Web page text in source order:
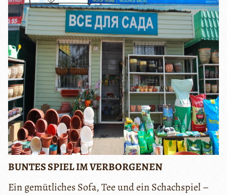
BUNTES SPIEL IM VERBORGENEN
Ein gemütliches Sofa, Tee und ein Schachspiel –